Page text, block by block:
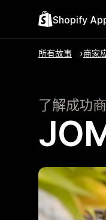
Shopify
所有故事 商家
了解成功